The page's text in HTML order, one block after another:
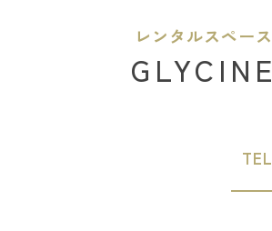
レンタルスペース
GLYCINE
TEL